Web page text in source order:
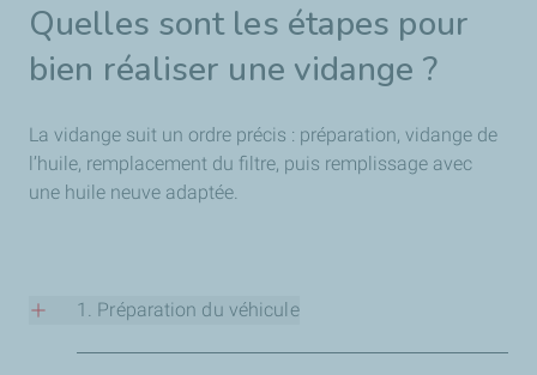
Quelles sont les étapes pour
bien réaliser une vidange ?
La vidange suit un ordre précis : préparation, vidange de
l’huile, remplacement du filtre, puis remplissage avec
une huile neuve adaptée.
1. Préparation du véhicule
Chauffez légèrement le moteur afin de fluidifier l’huile et